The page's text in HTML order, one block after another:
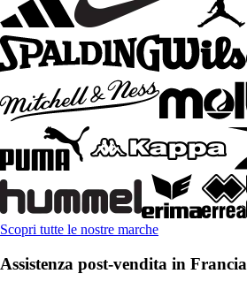
Scopri tutte le nostre marche
Assistenza post-vendita in Francia